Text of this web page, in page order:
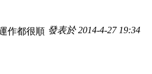
發表於 2014-4-27 19:34
作都很順